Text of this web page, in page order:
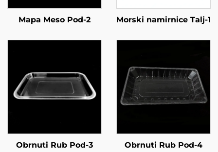
Mapa Meso Pod-2 Morski namirnice Talj-1
Obrnuti Rub Pod-3 Obrnuti Rub Pod-4